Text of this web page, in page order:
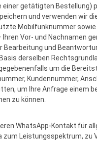
einer getätigten Bestellung)
und verwenden wir
Mobilfunknummer
Vor- und Nachnamen
Bearbeitung und
derselben
um die
Kundennummer,
um Ihre Anfrage einem
zu können.
WhatsApp-Kontakt für
zum Leistungsspektrum, zu